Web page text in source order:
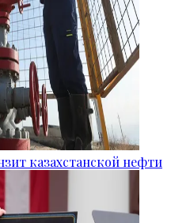
казахстанской нефти